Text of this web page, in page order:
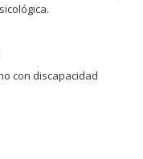
con discapacidad